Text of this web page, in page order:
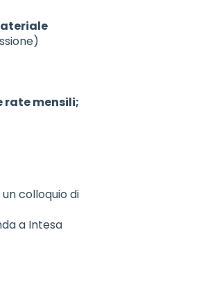
rate mensili;
colloquio di
a Intesa